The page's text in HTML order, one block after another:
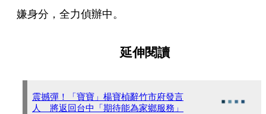
嫌身分，全力偵辦中。
延伸閱讀
震撼彈！「寶寶」楊寶楨辭竹市府發言
人 將返回台中「期待能為家鄉服務」